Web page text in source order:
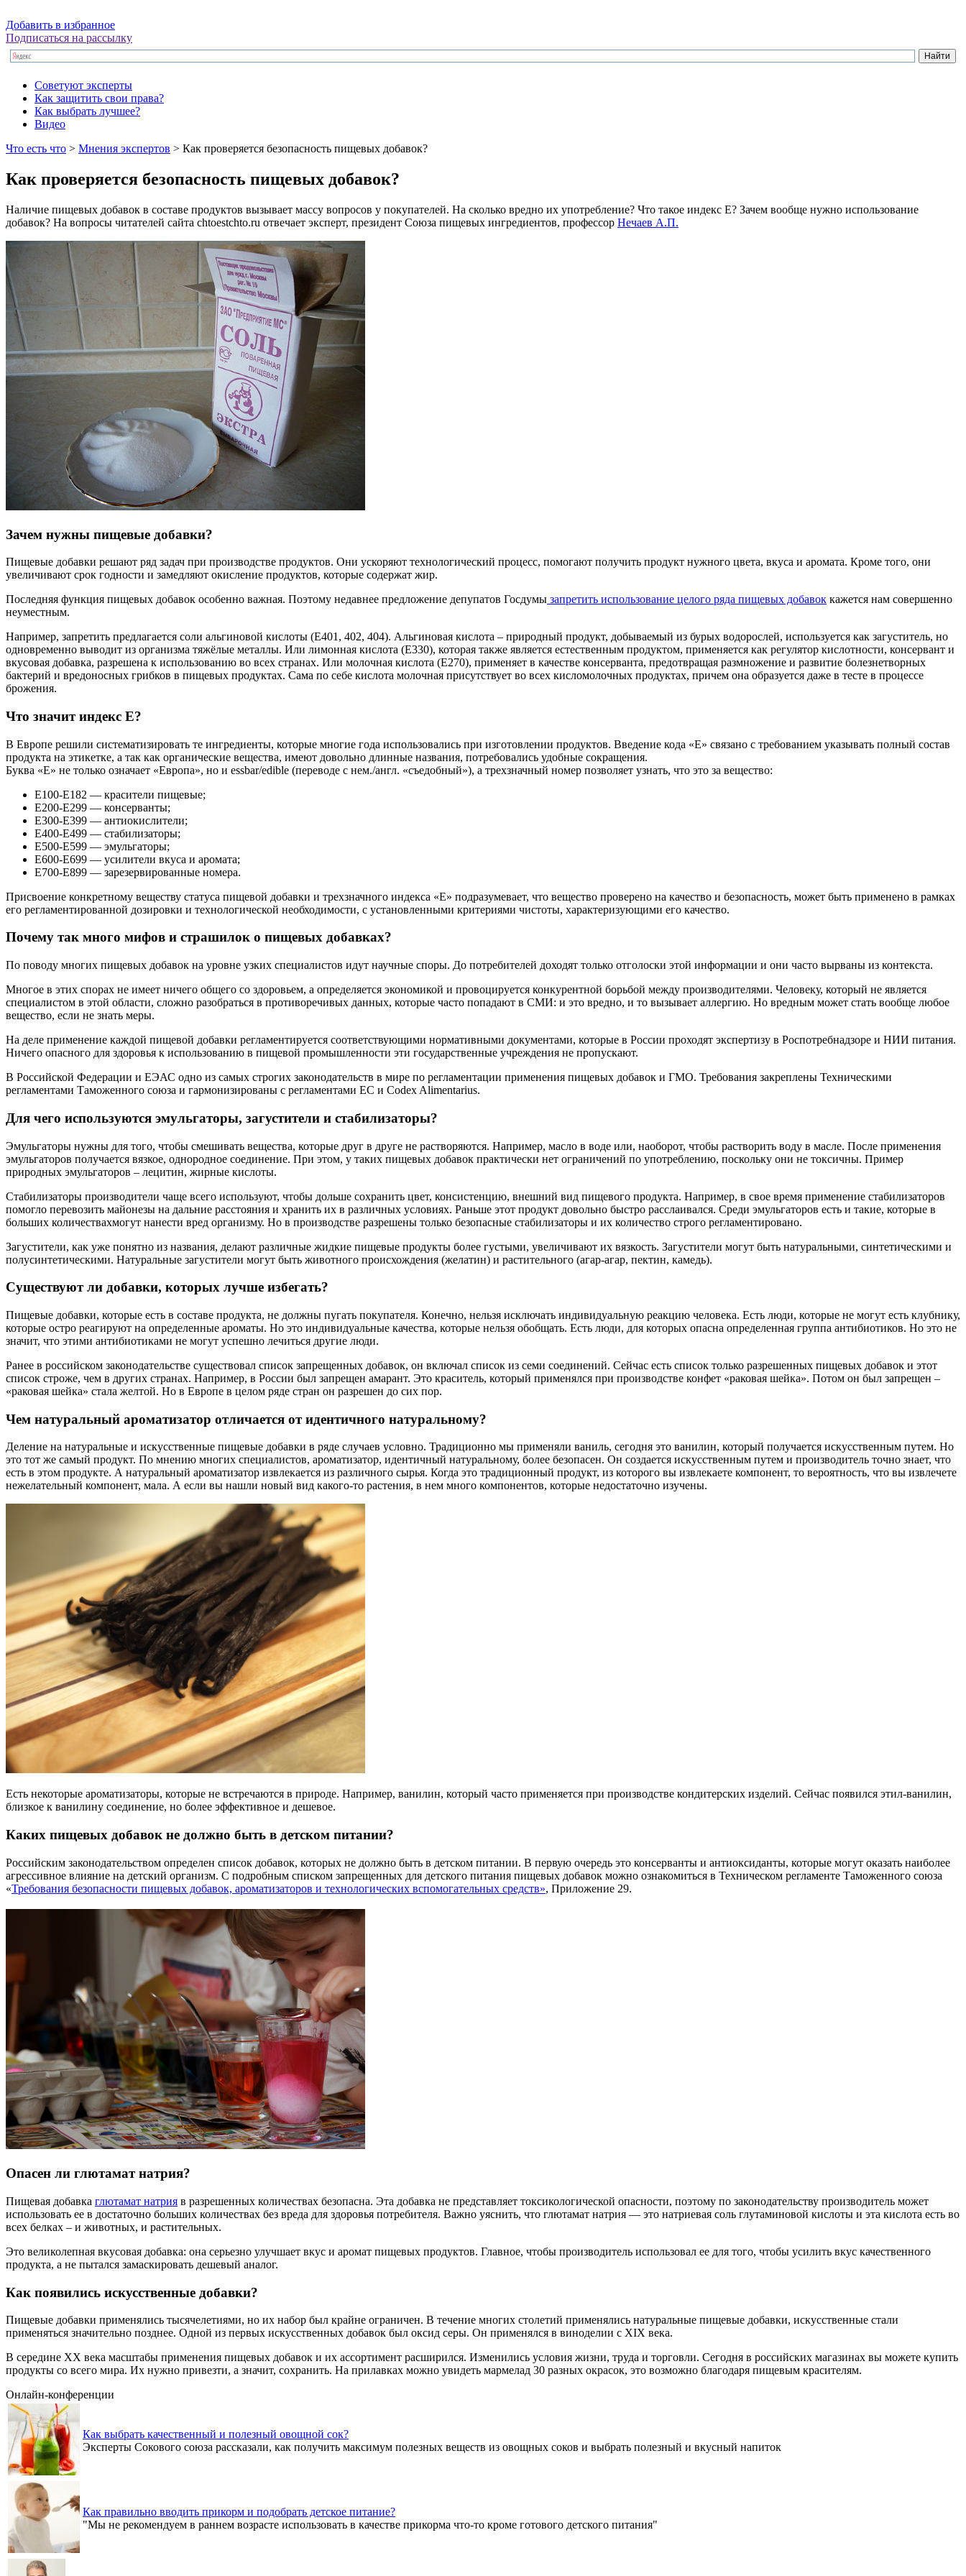
Добавить в избранное
Подписаться на рассылку
Советуют эксперты
Как защитить свои права?
Как выбрать лучшее?
Видео
Что есть что > Мнения экспертов > Как проверяется безопасность пищевых добавок?
Как проверяется безопасность пищевых добавок?
Наличие пищевых добавок в составе продуктов вызывает массу вопросов у покупателей. На сколько вредно их употребление? Что такое индекс Е? Зачем вообще нужно использование
добавок? На вопросы читателей сайта chtoestchto.ru отвечает эксперт, президент Союза пищевых ингредиентов, профессор Нечаев А.П.
Зачем нужны пищевые добавки?
Пищевые добавки решают ряд задач при производстве продуктов. Они ускоряют технологический процесс, помогают получить продукт нужного цвета, вкуса и аромата. Кроме того, они
увеличивают срок годности и замедляют окисление продуктов, которые содержат жир.
Последняя функция пищевых добавок особенно важная. Поэтому недавнее предложение депупатов Госдумы запретить использование целого ряда пищевых добавок кажется нам совершенно
неуместным.
Например, запретить предлагается соли альгиновой кислоты (Е401, 402, 404). Альгиновая кислота – природный продукт, добываемый из бурых водорослей, используется как загуститель, но
одновременно выводит из организма тяжёлые металлы. Или лимонная кислота (Е330), которая также является естественным продуктом, применяется как регулятор кислотности, консервант и
вкусовая добавка, разрешена к использованию во всех странах. Или молочная кислота (Е270), применяет в качестве консерванта, предотвращая размножение и развитие болезнетворных
бактерий и вредоносных грибков в пищевых продуктах. Сама по себе кислота молочная присутствует во всех кисломолочных продуктах, причем она образуется даже в тесте в процессе
брожения.
Что значит индекс Е?
В Европе решили систематизировать те ингредиенты, которые многие года использовались при изготовлении продуктов. Введение кода «Е» связано с требованием указывать полный состав
продукта на этикетке, а так как органические вещества, имеют довольно длинные названия, потребовались удобные сокращения.
Буква «Е» не только означает «Европа», но и essbar/edible (переводе с нем./англ. «съедобный»), а трехзначный номер позволяет узнать, что это за вещество:
Е100-Е182 — красители пищевые;
Е200-Е299 — консерванты;
Е300-Е399 — антиокислители;
Е400-Е499 — стабилизаторы;
Е500-Е599 — эмульгаторы;
Е600-Е699 — усилители вкуса и аромата;
Е700-Е899 — зарезервированные номера.
Присвоение конкретному веществу статуса пищевой добавки и трехзначного индекса «Е» подразумевает, что вещество проверено на качество и безопасность, может быть применено в рамках
его регламентированной дозировки и технологической необходимости, с установленными критериями чистоты, характеризующими его качество.
Почему так много мифов и страшилок о пищевых добавках?
По поводу многих пищевых добавок на уровне узких специалистов идут научные споры. До потребителей доходят только отголоски этой информации и они часто вырваны из контекста.
Многое в этих спорах не имеет ничего общего со здоровьем, а определяется экономикой и провоцируется конкурентной борьбой между производителями. Человеку, который не является
специалистом в этой области, сложно разобраться в противоречивых данных, которые часто попадают в СМИ: и это вредно, и то вызывает аллергию. Но вредным может стать вообще любое
вещество, если не знать меры.
На деле применение каждой пищевой добавки регламентируется соответствующими нормативными документами, которые в России проходят экспертизу в Роспотребнадзоре и НИИ питания.
Ничего опасного для здоровья к использованию в пищевой промышленности эти государственные учреждения не пропускают.
В Российской Федерации и ЕЭАС одно из самых строгих законодательств в мире по регламентации применения пищевых добавок и ГМО. Требования закреплены Техническими
регламентами Таможенного союза и гармонизированы с регламентами ЕС и Codex Alimentarius.
Для чего используются эмульгаторы, загустители и стабилизаторы?
Эмульгаторы нужны для того, чтобы смешивать вещества, которые друг в друге не растворяются. Например, масло в воде или, наоборот, чтобы растворить воду в масле. После применения
эмульгаторов получается вязкое, однородное соединение. При этом, у таких пищевых добавок практически нет ограничений по употреблению, поскольку они не токсичны. Пример
природных эмульгаторов – лецитин, жирные кислоты.
Стабилизаторы производители чаще всего используют, чтобы дольше сохранить цвет, консистенцию, внешний вид пищевого продукта. Например, в свое время применение стабилизаторов
помогло перевозить майонезы на дальние расстояния и хранить их в различных условиях. Раньше этот продукт довольно быстро расслаивался. Среди эмульгаторов есть и такие, которые в
больших количестваxмогут нанести вред организму. Но в производстве разрешены только безопасные стабилизаторы и их количество строго регламентировано.
Загустители, как уже понятно из названия, делают различные жидкие пищевые продукты более густыми, увеличивают их вязкость. Загустители могут быть натуральными, синтетическими и
полусинтетическими. Натуральные загустители могут быть животного происхождения (желатин) и растительного (агар-агар, пектин, камедь).
Существуют ли добавки, которых лучше избегать?
Пищевые добавки, которые есть в составе продукта, не должны пугать покупателя. Конечно, нельзя исключать индивидуальную реакцию человека. Есть люди, которые не могут есть клубнику,
которые остро реагируют на определенные ароматы. Но это индивидуальные качества, которые нельзя обобщать. Есть люди, для которых опасна определенная группа антибиотиков. Но это не
значит, что этими антибиотиками не могут успешно лечиться другие люди.
Ранее в российском законодательстве существовал список запрещенных добавок, он включал список из семи соединений. Сейчас есть список только разрешенных пищевых добавок и этот
список строже, чем в других странах. Например, в России был запрещен амарант. Это краситель, который применялся при производстве конфет «раковая шейка». Потом он был запрещен –
«раковая шейка» стала желтой. Но в Европе в целом ряде стран он разрешен до сих пор.
Чем натуральный ароматизатор отличается от идентичного натуральному?
Деление на натуральные и искусственные пищевые добавки в ряде случаев условно. Традиционно мы применяли ваниль, сегодня это ванилин, который получается искусственным путем. Но
это тот же самый продукт. По мнению многих специалистов, ароматизатор, идентичный натуральному, более безопасен. Он создается искусственным путем и производитель точно знает, что
есть в этом продукте. А натуральный ароматизатор извлекается из различного сырья. Когда это традиционный продукт, из которого вы извлекаете компонент, то вероятность, что вы извлечете
нежелательный компонент, мала. А если вы нашли новый вид какого-то растения, в нем много компонентов, которые недостаточно изучены.
Есть некоторые ароматизаторы, которые не встречаются в природе. Например, ванилин, который часто применяется при производстве кондитерских изделий. Сейчас появился этил-ванилин,
близкое к ванилину соединение, но более эффективное и дешевое.
Каких пищевых добавок не должно быть в детском питании?
Российским законодательством определен список добавок, которых не должно быть в детском питании. В первую очередь это консерванты и антиоксиданты, которые могут оказать наиболее
агрессивное влияние на детский организм. С подробным списком запрещенных для детского питания пищевых добавок можно ознакомиться в Техническом регламенте Таможенного союза
«Требования безопасности пищевых добавок, ароматизаторов и технологических вспомогательных средств», Приложение 29.
Опасен ли глютамат натрия?
Пищевая добавка глютамат натрия в разрешенных количествах безопасна. Эта добавка не представляет токсикологической опасности, поэтому по законодательству производитель может
использовать ее в достаточно больших количествах без вреда для здоровья потребителя. Важно уяснить, что глютамат натрия — это натриевая соль глутаминовой кислоты и эта кислота есть во
всех белках – и животных, и растительных.
Это великолепная вкусовая добавка: она серьезно улучшает вкус и аромат пищевых продуктов. Главное, чтобы производитель использовал ее для того, чтобы усилить вкус качественного
продукта, а не пытался замаскировать дешевый аналог.
Как появились искусственные добавки?
Пищевые добавки применялись тысячелетиями, но их набор был крайне ограничен. В течение многих столетий применялись натуральные пищевые добавки, искусственные стали
применяться значительно позднее. Одной из первых искусственных добавок был оксид серы. Он применялся в виноделии с XIX века.
В середине XX века масштабы применения пищевых добавок и их ассортимент расширился. Изменились условия жизни, труда и торговли. Сегодня в российских магазинах вы можете купить
продукты со всего мира. Их нужно привезти, а значит, сохранить. На прилавках можно увидеть мармелад 30 разных окрасок, это возможно благодаря пищевым красителям.
Онлайн-конференции
Как выбрать качественный и полезный овощной сок?
Эксперты Сокового союза рассказали, как получить максимум полезных веществ из овощных соков и выбрать полезный и вкусный напиток
Как правильно вводить прикорм и подобрать детское питание?
"Мы не рекомендуем в раннем возрасте использовать в качестве прикорма что-то кроме готового детского питания"